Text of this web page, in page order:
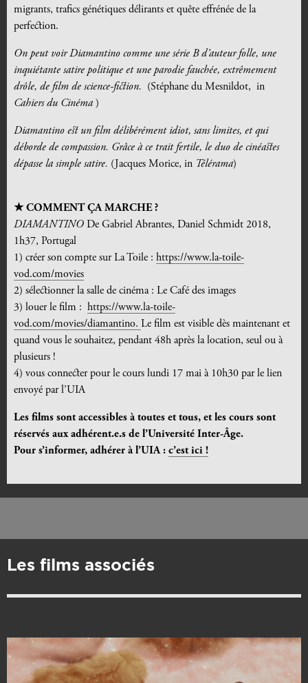
migrants, trafics génétiques délirants et quête effrénée de la
perfection.
On peut voir Diamantino comme une série B d’auteur folle, une
inquiétante satire politique et une parodie fauchée, extrêmement
drôle, de film de science-fiction.
(Stéphane du Mesnildot, in
Cahiers du Cinéma )
Diamantino est un film délibérément idiot, sans limites, et qui
déborde de compassion. Grâce à ce trait fertile, le duo de cinéastes
dépasse la simple satire. (Jacques Morice, in Télérama)
★ COMMENT ÇA MARCHE ?
DIAMANTINO De Gabriel Abrantes, Daniel Schmidt 2018,
1h37, Portugal
1) créer son compte sur La Toile : https://www.la-toile-
vod.com/movies
2) sélectionner la salle de cinéma : Le Café des images
3) louer le film : https://www.la-toile-
vod.com/movies/diamantino. Le film est visible dès maintenant et
quand vous le souhaitez, pendant 48h après la location, seul ou à
plusieurs !
4) vous connecter pour le cours lundi 17 mai à 10h30 par le lien
envoyé par l’UIA
Les films sont accessibles à toutes et tous, et les cours sont
réservés aux adhérent.e.s de l’Université Inter-Âge.
Pour s’informer, adhérer à l’UIA : c’est ici !
Les films associés